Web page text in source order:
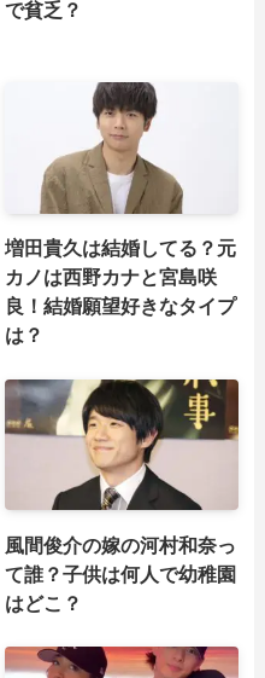
で貧乏？
増田貴久は結婚してる？元
カノは西野カナと宮島咲
良！結婚願望好きなタイプ
は？
風間俊介の嫁の河村和奈っ
て誰？子供は何人で幼稚園
はどこ？